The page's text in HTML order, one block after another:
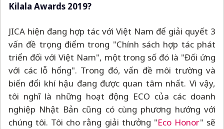
Kilala Awards 2019?
JICA hiện đang hợp tác với Việt Nam để giải quyết 3
vấn đề trọng điểm trong "Chính sách hợp tác phát
triển đối với Việt Nam", một trong số đó là "Đối ứng
với các lỗ hổng". Trong đó, vấn đề môi trường và
biến đổi khí hậu đang được quan tâm nhất. Vì vậy,
tôi nghĩ là những hoạt động ECO của các doanh
nghiệp Nhật Bản cũng có cùng phương hướng với
chúng tôi. Tôi cho rằng giải thưởng "Eco Honor" sẽ